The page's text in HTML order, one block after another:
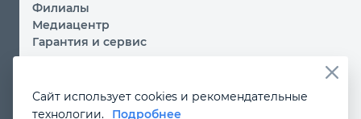
Филиалы
Медиацентр
Гарантия и сервис
Вы принимаете условияполитики обработки
Сайт использует cookies и рекомендательные
технологии.
Подробнее